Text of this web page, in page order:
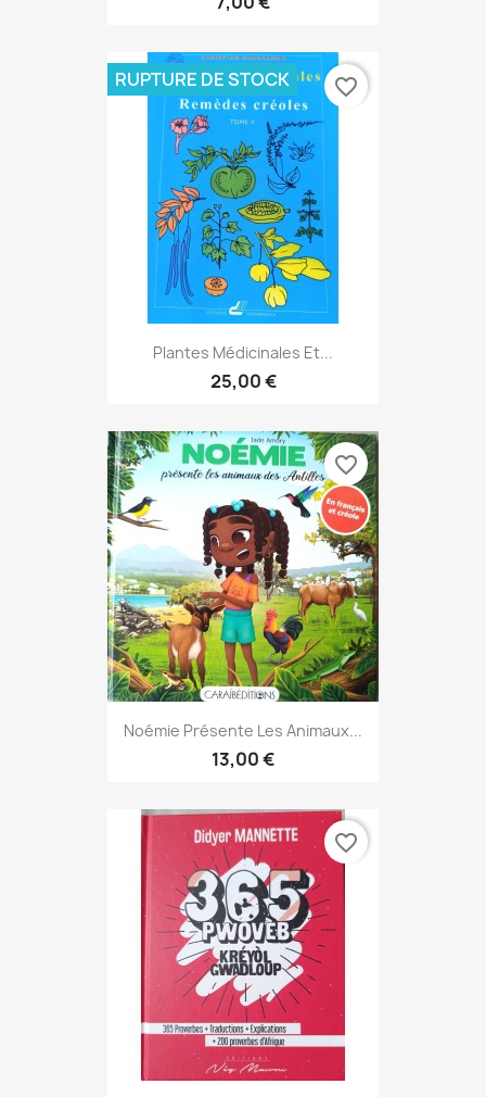
Plantes Médicinales Et...
25,00 €
RUPTURE DE STOCK favorite_border
Noémie Présente Les Animaux...
13,00 €
favorite_border
favorite_border